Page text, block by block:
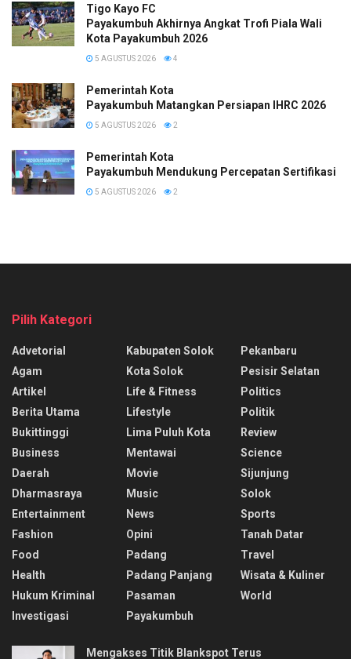
Tigo Kayo FC
Payakumbuh Akhirnya Angkat Trofi Piala Wali
Kota Payakumbuh 2026
5 AGUSTUS 2026 4
Pemerintah Kota
Payakumbuh Matangkan Persiapan IHRC 2026
5 AGUSTUS 2026 2
Pemerintah Kota
Payakumbuh Mendukung Percepatan Sertifikasi
5 AGUSTUS 2026 2
Pilih Kategori
Advetorial
Agam
Artikel
Berita Utama
Bukittinggi
Business
Daerah
Dharmasraya
Entertainment
Fashion
Food
Health
Hukum Kriminal
Investigasi
Kabupaten Solok
Kota Solok
Life & Fitness
Lifestyle
Lima Puluh Kota
Mentawai
Movie
Music
News
Opini
Padang
Padang Panjang
Pasaman
Payakumbuh
Pekanbaru
Pesisir Selatan
Politics
Politik
Review
Science
Sijunjung
Solok
Sports
Tanah Datar
Travel
Wisata & Kuliner
World
Mengakses Titik Blankspot Terus